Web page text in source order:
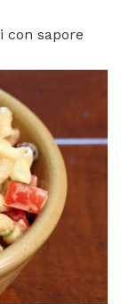
con sapore